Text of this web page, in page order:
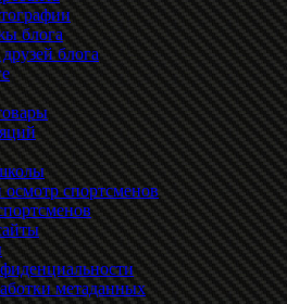
блога
блога
спортсменов
метаданных